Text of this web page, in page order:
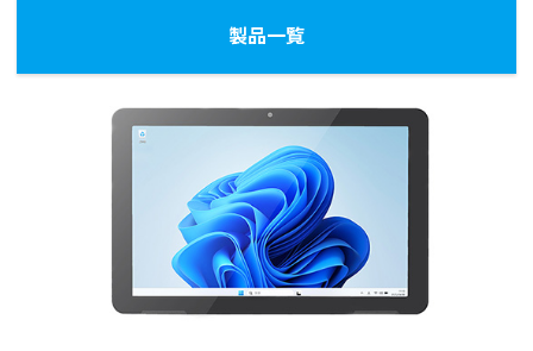
製品一覧